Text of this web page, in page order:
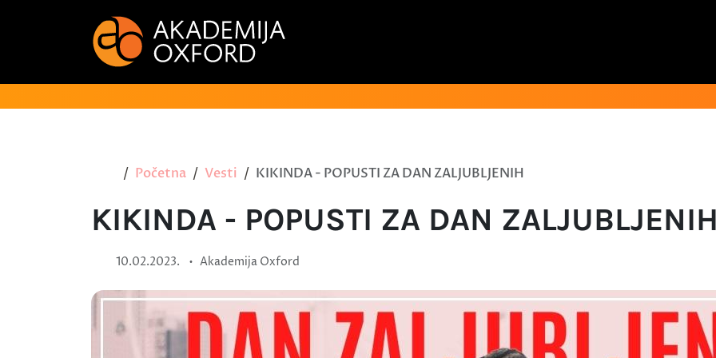
Početna Vesti KIKINDA - POPUSTI ZA DAN ZALJUBLJENIH
KIKINDA - POPUSTI ZA DAN
10.02.2023. • Akademija Oxford